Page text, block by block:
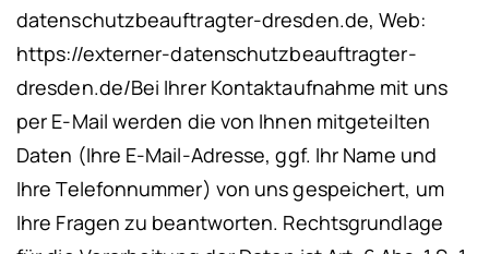
datenschutzbeauftragter-dresden.de,Web:
https://externer-datenschutzbeauftragter-
dresden.de/Bei Ihrer Kontaktaufnahme mit uns
per E-Mail werden die von Ihnen mitgeteilten
Daten (Ihre E-Mail-Adresse, ggf. Ihr Name und
Ihre Telefonnummer) von uns gespeichert, um
Ihre Fragen zu beantworten. Rechtsgrundlage